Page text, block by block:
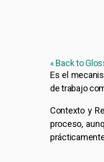
« Back to
Es el
de trabajo
Contexto y
proceso,